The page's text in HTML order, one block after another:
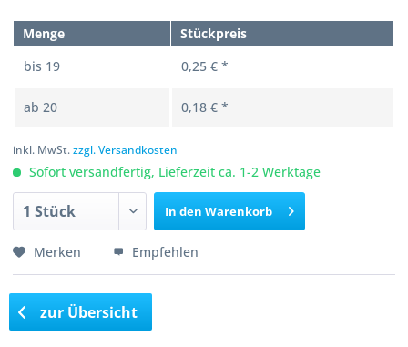
Menge
Stückpreis
bis 19 0,25 € *
ab20 0,18 € *
inkl. MwSt.zzgl. Versandkosten
Sofort versandfertig, Lieferzeit ca. 1-2 Werktage
In den Warenkorb
Merken Empfehlen
zur Übersicht